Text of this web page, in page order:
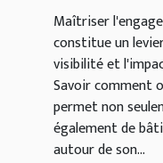
Maîtriser
constitue un
visibilité et
Savoir comment
permet non
également de
autour de son...